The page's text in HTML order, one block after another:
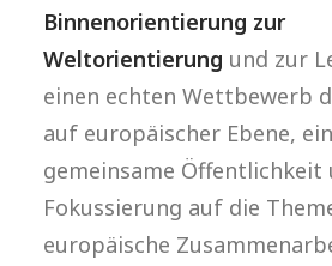
Binnenorientierung zur
Weltorientierung und zur
einen echten Wettbewerb
auf europäischer Ebene,
gemeinsame Öffentlichkeit
Fokussierung auf die
europäische